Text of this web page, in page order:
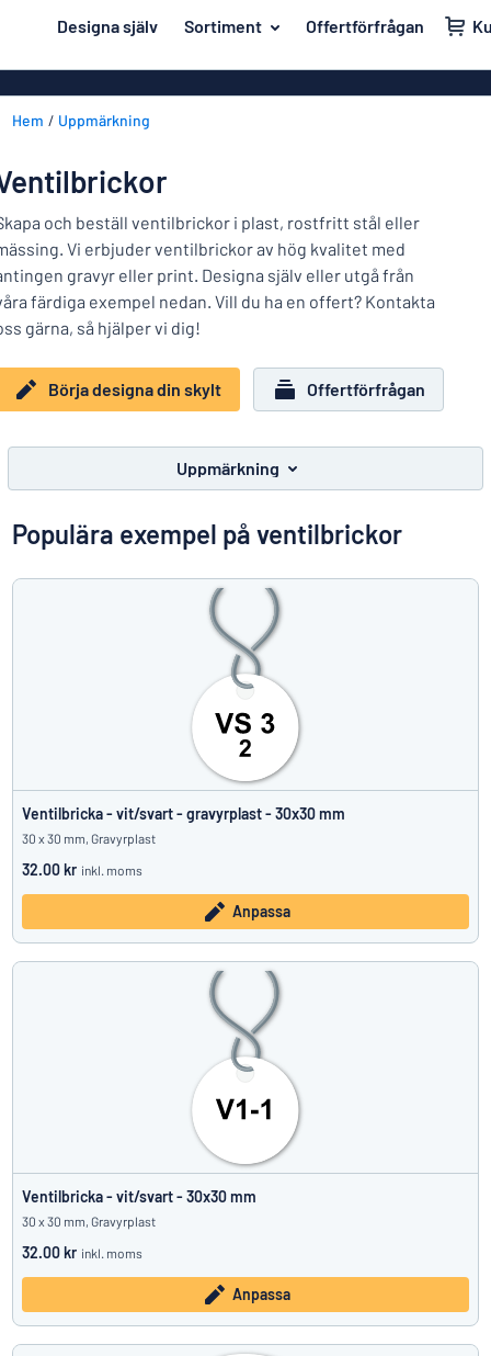
innehålletDesigna själv Sortiment Offertförfrågan
Hus och hem
Kontor & arbetsplats
Namnskyltar
Dekaler
Branscher
Uppmärkning
Trafik och fordon
Visa alla kategorier
Banderoller
Dekaler
Börja designa din skylt
Mest
populära
Material
Hus
och
hem
Kontor
arbetsplats
Namnskyltar
Dekaler
Visa alla kategorier
Företag
till
din skylt
Hem Uppmärkning
och beställ ventilbrickor i plast, rostfritt stål eller
Vi erbjuder ventilbrickor av hög kvalitet med
gravyr eller print. Designa själv eller utgå från
färdiga exempel nedan. Vill du ha en offert? Kontakta
gärna, så hjälper vi dig!
Börja designa din skylt Offertförfrågan
Uppmärkning
Populära exempel på ventilbrickor
Ventilbricka - vit/svart - gravyrplast - 30x30 mm
30 x 30 mm, Gravyrplast
32.00 kr inkl. moms
Anpassa
Ventilbricka - vit/svart - 30x30 mm
30 x 30 mm, Gravyrplast
32.00 kr inkl. moms
Anpassa